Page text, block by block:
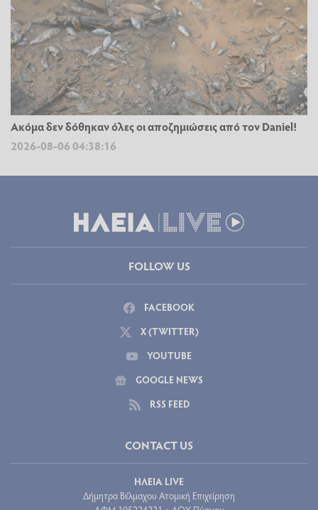
Ακόμα δεν δόθηκαν όλες οι αποζημιώσεις από τον Daniel!
2026-08-06 04:38:16
FOLLOW US
FACEBOOK
X (TWITTER)
YOUTUBE
GOOGLE NEWS
RSS FEED
CONTACT US
ΗΛΕΙΑ LIVE
Δήμητρα Βέλμαχου Ατομική Επιχείρηση